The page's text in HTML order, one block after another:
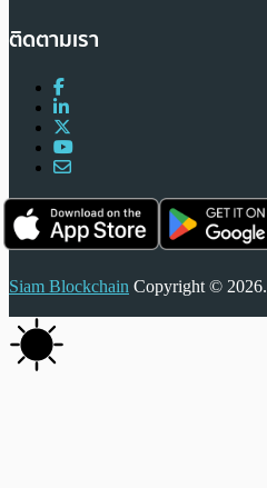
ติดตามเรา
Siam Blockchain Copyright © 2026.